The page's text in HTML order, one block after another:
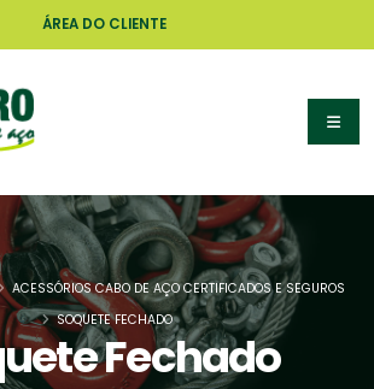
ÁREA DO CLIENTE
Fechado
ACESSÓRIOS CABO DE AÇO CERTIFICADOS E SEGUROS
SOQUETE FECHADO